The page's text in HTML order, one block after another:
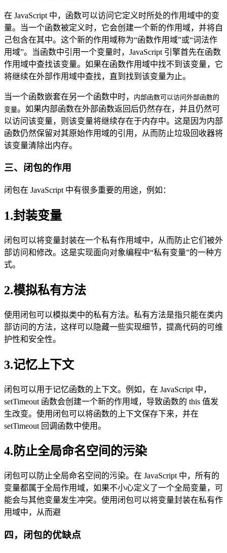
在 JavaScript 中，函数可以访问它定义时所处的作用域中的变
量。当一个函数被定义时，它会创建一个新的作用域，并将自
己包含在其中。这个新的作用域称为“函数作用域”或“词法作
用域”。当函数中引用一个变量时，JavaScript 引擎首先在函数
作用域中查找该变量。如果在函数作用域中找不到该变量，它
将继续在外部作用域中查找，直到找到该变量为止。
当一个函数嵌套在另一个函数中时，
内部函数可以访问外部函数的
变量。如果内部函数在外部函数返回后仍然存在，并且仍然可
以访问该变量，则该变量将继续存在于内存中。这是因为内部
函数仍然保留对其原始作用域的引用，从而防止垃圾回收器将
该变量清除出内存。
三、闭包的作用
闭包在 JavaScript 中有很多重要的用途，例如：
1.封装变量
闭包可以将变量封装在一个私有作用域中，从而防止它们被外
部访问和修改。这是实现面向对象编程中“私有变量”的一种方
式。
2.模拟私有方法
使用闭包可以模拟类中的私有方法。私有方法是指只能在类内
部访问的方法，这样可以隐藏一些实现细节，提高代码的可维
护性和安全性。
3.记忆上下文
闭包可以用于记忆函数的上下文。例如，在 JavaScript 中，
setTimeout 函数会创建一个新的作用域，导致函数的 this 值发
生改变。使用闭包可以将函数的上下文保存下来，并在
setTimeout 回调函数中使用。
4.防止全局命名空间的污染
闭包可以防止全局命名空间的污染。在 JavaScript 中，所有的
变量都属于全局作用域，如果不小心定义了一个全局变量，可
能会与其他变量发生冲突。使用闭包可以将变量封装在私有作
用域中，从而避
四，闭包的优缺点